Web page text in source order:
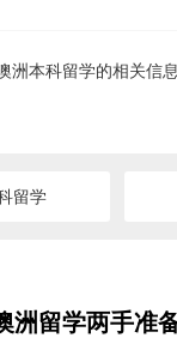
洲本科留学的相关
留学